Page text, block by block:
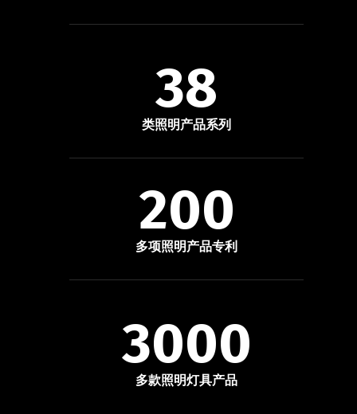
38
类照明产品系列
200
多项照明产品专利
3000
多款照明灯具产品